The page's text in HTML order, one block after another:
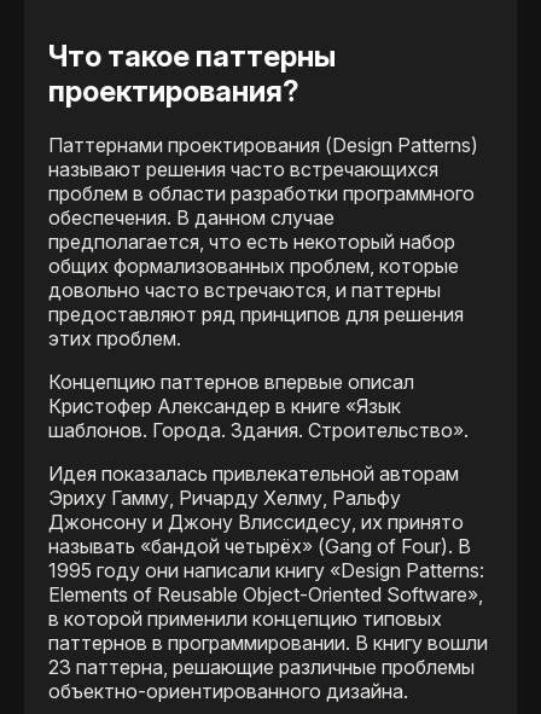
Что такое паттерны
проектирования?
Паттернами проектирования (Design Patterns)
называют решения часто встречающихся
проблем в области разработки программного
обеспечения. В данном случае
предполагается, что есть некоторый набор
общих формализованных проблем, которые
довольно часто встречаются, и паттерны
предоставляют ряд принципов для решения
этих проблем.
Концепцию паттернов впервые описал
Кристофер Александер в книге «Язык
шаблонов. Города. Здания. Строительство».
Идея показалась привлекательной авторам
Эриху Гамму, Ричарду Хелму, Ральфу
Джонсону и Джону Влиссидесу, их принято
называть «бандой четырёх» (Gang of Four). В
1995 году они написали книгу «Design Patterns:
Elements of Reusable Object-Oriented Software»,
в которой применили концепцию типовых
паттернов в программировании. В книгу вошли
23 паттерна, решающие различные проблемы
объектно-ориентированного дизайна.